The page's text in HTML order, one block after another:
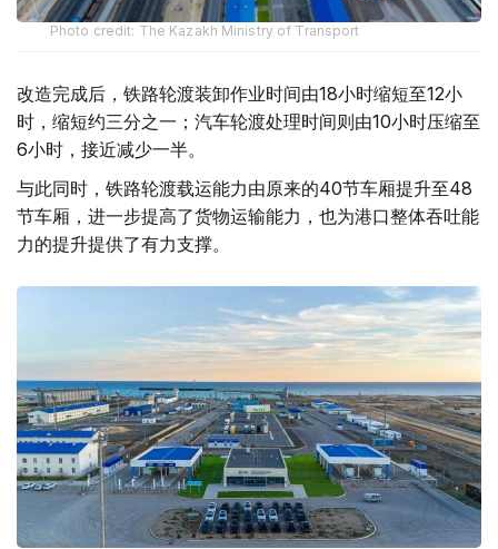
Photo credit: The Kazakh Ministry of Transport
改造完成后，铁路轮渡装卸作业时间由18小时缩短至12小
时，缩短约三分之一；汽车轮渡处理时间则由10小时压缩至
6小时，接近减少一半。
与此同时，铁路轮渡载运能力由原来的40节车厢提升至48
节车厢，进一步提高了货物运输能力，也为港口整体吞吐能
力的提升提供了有力支撑。